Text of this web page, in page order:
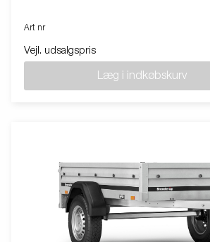
Art nr
Vejl. udsalgspris
Læg i indkøbskurv